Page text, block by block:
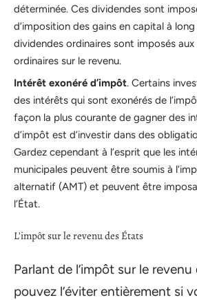
déterminée. Ces dividendes sont
d’imposition des gains en capital à
dividendes ordinaires sont imposés
ordinaires sur le revenu.
Intérêt exonéré d’impôt. Certains
des intérêts qui sont exonérés de
façon la plus courante de gagner des
d’impôt est d’investir dans des
Gardez cependant à l’esprit que les
municipales peuvent être soumis à
alternatif (AMT) et peuvent être
l’État.
L’impôt sur le revenu des États
Parlant de l’impôt sur le
pouvez l’éviter entièrement si